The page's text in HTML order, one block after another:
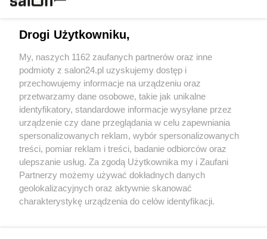
Sport
Społeczeństwo
Kultura
X Facebook Instagram Youtube
Drogi Użytkowniku,
My, naszych 1162 zaufanych partnerów oraz inne
podmioty z salon24.pl uzyskujemy dostęp i
przechowujemy informacje na urządzeniu oraz
przetwarzamy dane osobowe, takie jak unikalne
identyfikatory, standardowe informacje wysyłane przez
urządzenie czy dane przeglądania w celu zapewniania
spersonalizowanych reklam, wybór spersonalizowanych
treści, pomiar reklam i treści, badanie odbiorców oraz
ulepszanie usług. Za zgodą Użytkownika my i Zaufani
Partnerzy możemy używać dokładnych danych
geolokalizacyjnych oraz aktywnie skanować
charakterystykę urządzenia do celów identyfikacji.